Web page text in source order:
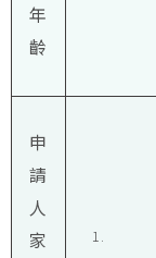
年
齡
申
請
人
家